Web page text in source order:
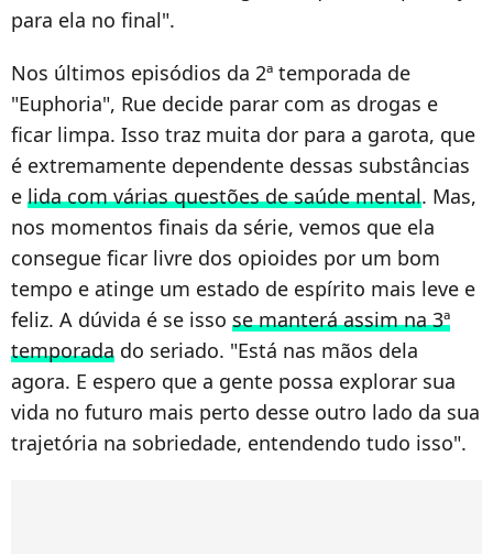
para ela no final".
Nos últimos episódios da 2ª temporada de
"Euphoria", Rue decide parar com as drogas e
ficar limpa. Isso traz muita dor para a garota, que
é extremamente dependente dessas substâncias
e lida com várias questões de saúde mental. Mas,
nos momentos finais da série, vemos que ela
consegue ficar livre dos opioides por um bom
tempo e atinge um estado de espírito mais leve e
feliz. A dúvida é se isso se manterá assim na 3ª
temporada do seriado. "Está nas mãos dela
agora. E espero que a gente possa explorar sua
vida no futuro mais perto desse outro lado da sua
trajetória na sobriedade, entendendo tudo isso".